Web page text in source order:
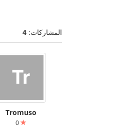
المشاركات: 4
Tromuso
0